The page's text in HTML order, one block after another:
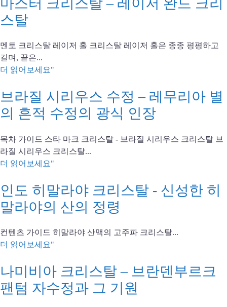
마스터 크리스탈 – 레이저 완드 크리
스탈
멘토 크리스탈 레이저 홀 크리스탈 레이저 홀은 종종 평평하고
길며, 끝은...
더 읽어보세요"
브라질 시리우스 수정 – 레무리아 별
의 흔적 수정의 광식 인장
목차 가이드 스타 마크 크리스탈 - 브라질 시리우스 크리스탈 브
라질 시리우스 크리스탈...
더 읽어보세요"
인도 히말라야 크리스탈 - 신성한 히
말라야의 산의 정령
컨텐츠 가이드 히말라야 산맥의 고주파 크리스탈...
더 읽어보세요"
나미비아 크리스탈 – 브란덴부르크
팬텀 자수정과 그 기원